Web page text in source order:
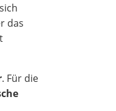
das
. Für die